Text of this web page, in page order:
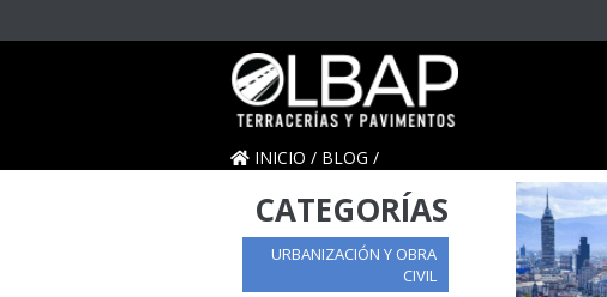
INICIO / BLOG /
CATEGORÍAS
URBANIZACIÓN Y OBRA
CIVIL